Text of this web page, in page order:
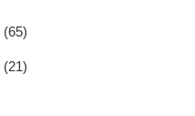
(65)
(21)